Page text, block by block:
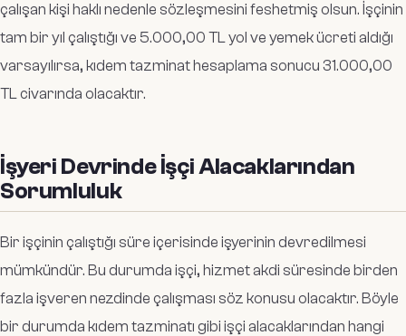
çalışan kişi haklı nedenle sözleşmesini feshetmiş olsun. İşçinin
tam bir yıl çalıştığı ve 5.000,00 TL yol ve yemek ücreti aldığı
varsayılırsa, kıdem tazminat hesaplama sonucu 31.000,00
TL civarında olacaktır.
İşyeri Devrinde İşçi Alacaklarından
Sorumluluk
Bir işçinin çalıştığı süre içerisinde işyerinin devredilmesi
mümkündür. Bu durumda işçi, hizmet akdi süresinde birden
fazla işveren nezdinde çalışması söz konusu olacaktır. Böyle
bir durumda kıdem tazminatı gibi işçi alacaklarından hangi